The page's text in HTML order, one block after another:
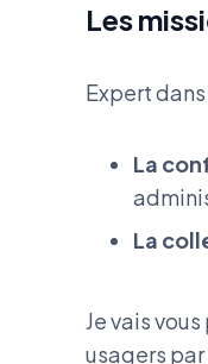
Les
Expert
La
La
Je vais
usagers par